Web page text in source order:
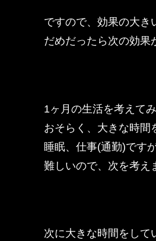
ですので、効果の大き
だめだったら次の効果
1ヶ月の生活を考えてみ
おそらく、大きな時間
睡眠、仕事(通勤)です
難しいので、次を考え
次に大きな時間をして